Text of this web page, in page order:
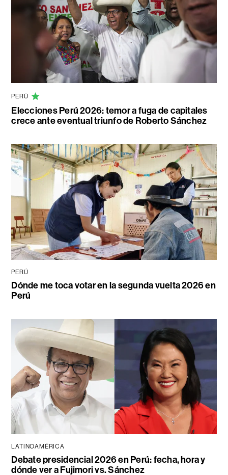
PERÚ
Elecciones Perú 2026: temor a fuga de capitales
crece ante eventual triunfo de Roberto Sánchez
PERÚ
Dónde me toca votar en la segunda vuelta 2026 en
Perú
LATINOAMÉRICA
Debate presidencial 2026 en Perú: fecha, hora y
dónde ver a Fujimori vs. Sánchez